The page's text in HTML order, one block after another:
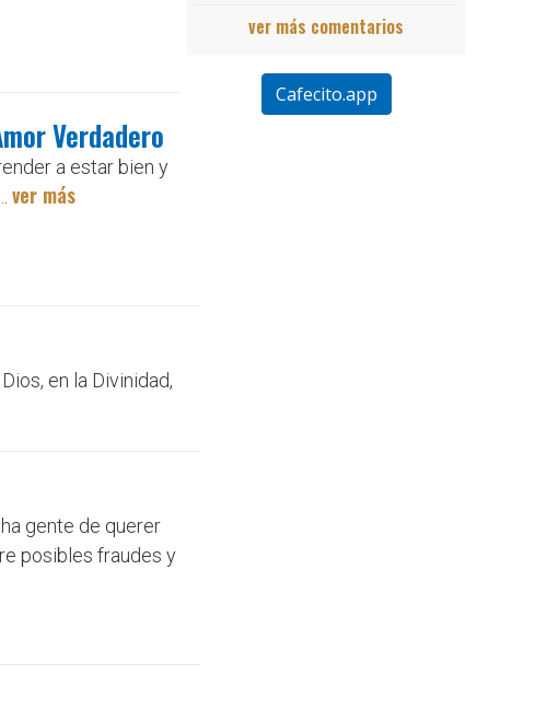
Verdadero
a estar bien y
ver más
en la Divinidad,
gente de querer
posibles fraudes y
ver más comentarios
Cafecito.app